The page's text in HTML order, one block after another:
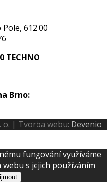
612 00
TECHNO
Brno:
o. | Tvorba webu: Devenio
fungování využíváme
s jejich používáním